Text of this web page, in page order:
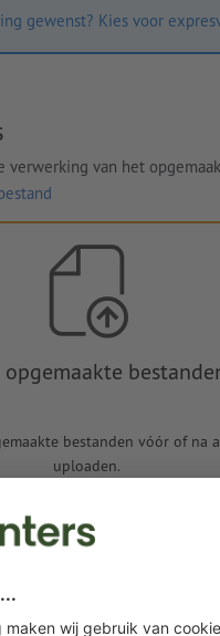
gewenst? Kies voor
van het
opgemaakte
bestanden vóór of na
uploaden.
Nu uploaden